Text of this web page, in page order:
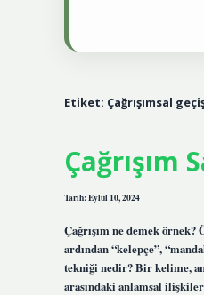
Etiket: Çağrışımsal
Çağrışım
Tarih: Eylül 10, 2024
Çağrışım ne demek örnek?
ardından “kelepçe”,
tekniği nedir? Bir kelime,
arasındaki anlamsal